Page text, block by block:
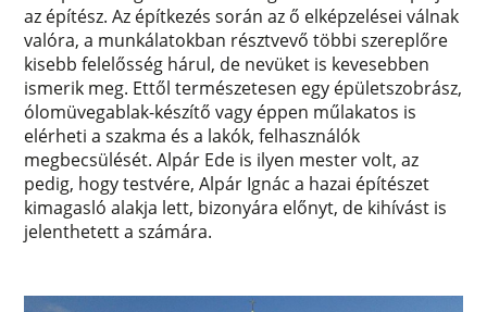
az építész. Az építkezés során az ő elképzelései válnak
valóra, a munkálatokban résztvevő többi szereplőre
kisebb felelősség hárul, de nevüket is kevesebben
ismerik meg. Ettől természetesen egy épületszobrász,
ólomüvegablak-készítő vagy éppen műlakatos is
elérheti a szakma és a lakók, felhasználók
megbecsülését. Alpár Ede is ilyen mester volt, az
pedig, hogy testvére, Alpár Ignác a hazai építészet
kimagasló alakja lett, bizonyára előnyt, de kihívást is
jelenthetett a számára.